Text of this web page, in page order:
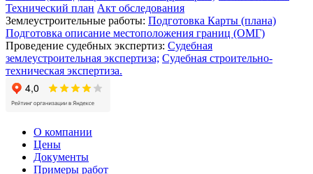
Технический план Акт обследования
Землеустроительные работы: Подготовка Карты (плана)
Подготовка описание местоположения границ (ОМГ)
Проведение судебных экспертиз: Судебная
землеустроительная экспертиза; Судебная строительно-
техническая экспертиза.
О компании
Цены
Документы
Примеры работ